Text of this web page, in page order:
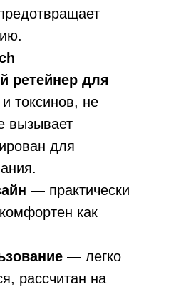
ретейнер для
токсинов, не
вызывает
для
— практически
как
— легко
рассчитан на